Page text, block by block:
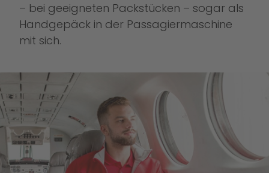
– bei geeigneten Packstücken – sogar als
Handgepäck in der Passagiermaschine
mit sich.